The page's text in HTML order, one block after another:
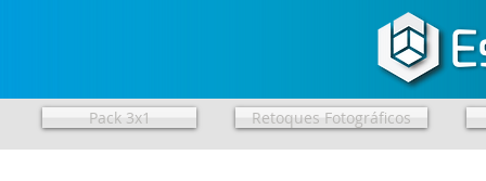
Pack 3x1 Retoques Fotográficos